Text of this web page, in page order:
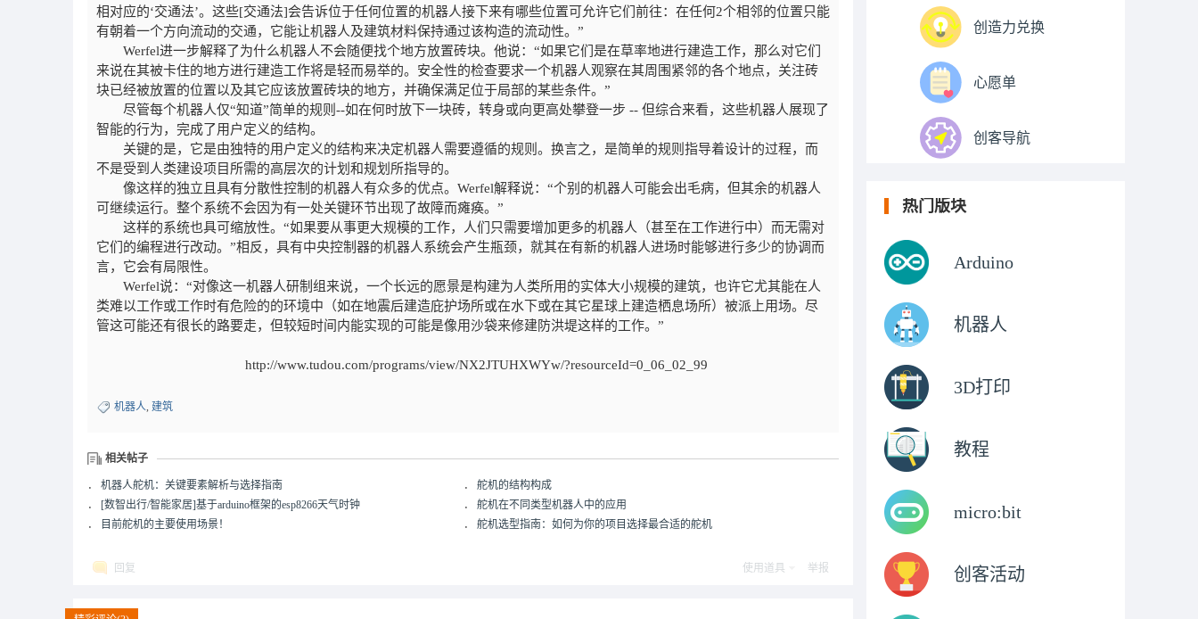
相对应的‘交通法’。这些[交通法]会告诉位于任何位置的机器人接下来有哪些位置可允许它们前往：在任何2个相邻的位置只能
有朝着一个方向流动的交通，它能让机器人及建筑材料保持通过该构造的流动性。”
Werfel进一步解释了为什么机器人不会随便找个地方放置砖块。他说：“如果它们是在草率地进行建造工作，那么对它们
来说在其被卡住的地方进行建造工作将是轻而易举的。安全性的检查要求一个机器人观察在其周围紧邻的各个地点，关注砖
块已经被放置的位置以及其它应该放置砖块的地方，并确保满足位于局部的某些条件。”
尽管每个机器人仅“知道”简单的规则--如在何时放下一块砖，转身或向更高处攀登一步 -- 但综合来看，这些机器人展现了
智能的行为，完成了用户定义的结构。
关键的是，它是由独特的用户定义的结构来决定机器人需要遵循的规则。换言之，是简单的规则指导着设计的过程，而
不是受到人类建设项目所需的高层次的计划和规划所指导的。
像这样的独立且具有分散性控制的机器人有众多的优点。Werfel解释说：“个别的机器人可能会出毛病，但其余的机器人
可继续运行。整个系统不会因为有一处关键环节出现了故障而瘫痪。”
这样的系统也具可缩放性。“如果要从事更大规模的工作，人们只需要增加更多的机器人（甚至在工作进行中）而无需对
它们的编程进行改动。”相反，具有中央控制器的机器人系统会产生瓶颈，就其在有新的机器人进场时能够进行多少的协调而
言，它会有局限性。
Werfel说：“对像这一机器人研制组来说，一个长远的愿景是构建为人类所用的实体大小规模的建筑，也许它尤其能在人
类难以工作或工作时有危险的的环境中（如在地震后建造庇护场所或在水下或在其它星球上建造栖息场所）被派上用场。尽
管这可能还有很长的路要走，但较短时间内能实现的可能是像用沙袋来修建防洪堤这样的工作。”
http://www.tudou.com/programs/view/NX2JTUHXWYw/?resourceId=0_06_02_99
机器人, 建筑
相关帖子
． 机器人舵机：关键要素解析与选择指南 ． 舵机的结构构成
． [数智出行/智能家居]基于arduino框架的esp8266天气时钟 ． 舵机在不同类型机器人中的应用
．
目前舵机的主要使用场景！ ． 舵机选型指南：如何为你的项目选择最合适的舵机
回复 使用道具 举报
创造力兑换
心愿单
创客导航
热门版块
Arduino
机器人
3D打印
教程
micro:bit
创客活动